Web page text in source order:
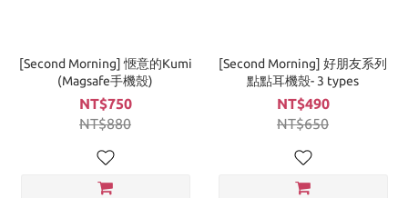
[Second Morning] 愜意的Kumi
(Magsafe手機殼)
NT$750
NT$880
[Second Morning] 好朋友系列
點點耳機殼- 3 types
NT$490
NT$650